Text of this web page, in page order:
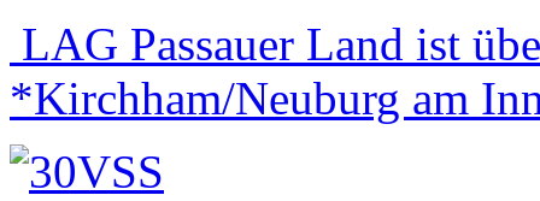
LAG Passauer Land ist
*Kirchham/Neuburg am